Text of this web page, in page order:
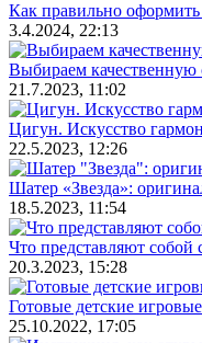
Как правильно оформить
3.4.2024, 22:13
Выбираем качественную
21.7.2023, 11:02
Цигун. Искусство
22.5.2023, 12:26
Шатер «Звезда»:
18.5.2023, 11:54
Что представляют собой
20.3.2023, 15:28
Готовые детские
25.10.2022, 17:05